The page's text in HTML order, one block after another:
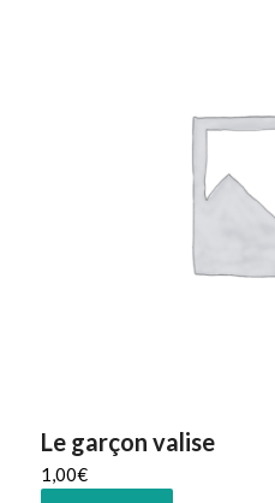
Le garçon valise
1,00€